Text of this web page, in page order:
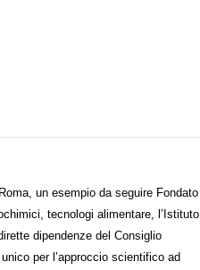
un esempio da seguire Fondato
tecnologi alimentare, l’Istituto
dipendenze del Consiglio
per l’approccio scientifico ad